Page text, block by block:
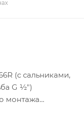
(с сальниками,
G ½")
монтажа